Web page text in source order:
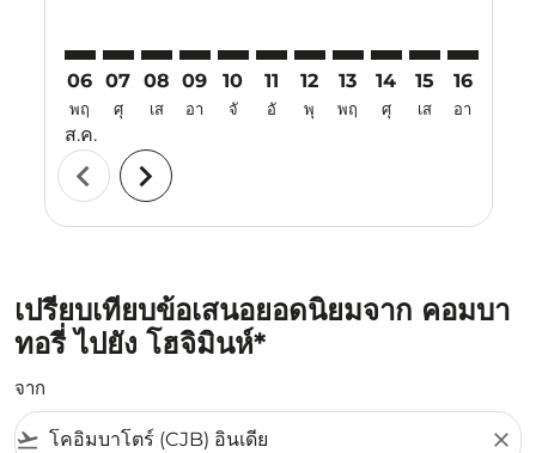
06
พฤ
ส.ค.
07
ศุ
08
เส
09
อา
10
จั
11
อั
12
พุ
13
พฤ
14
ศุ
15
เส
16
อา
chevron_left chevron_right
เปรียบเทียบข้อเสนอยอดนิยมจาก คอมบา
ทอรี่ ไปยัง โฮจิมินห์*
จาก
flight_takeoff close